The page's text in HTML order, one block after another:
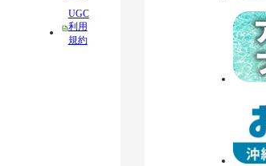
UGC
利用
規約